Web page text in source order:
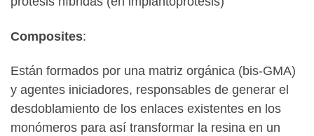
Composites:
Están formados por una matriz orgánica (bis-GMA)
y agentes iniciadores, responsables de generar el
desdoblamiento de los enlaces existentes en los
monómeros para así transformar la resina en un